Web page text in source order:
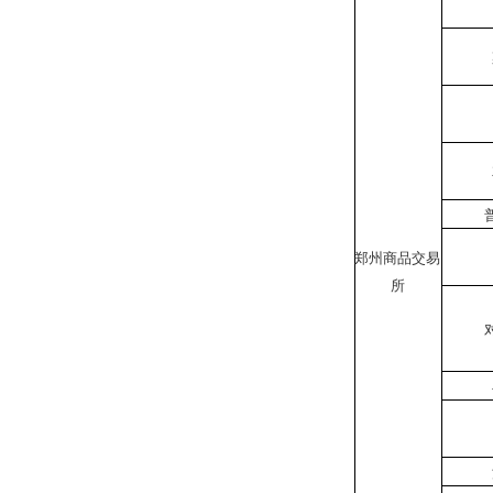
郑州商品交易
所